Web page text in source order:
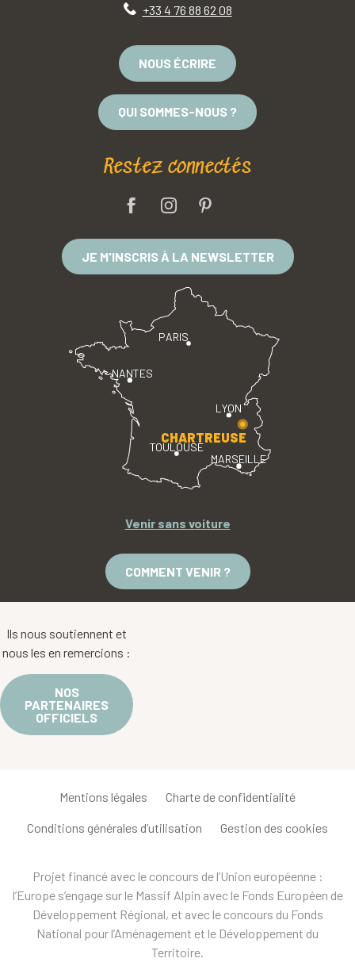
+33 4 76 88 62 08
NOUS ÉCRIRE
QUI SOMMES-NOUS ?
Restez connectés
JE M'INSCRIS À LA NEWSLETTER
PARIS
LYON
TOULOUSE
MARSEILLE
NANTES
CHARTREUSE
Venir sans voiture
COMMENT VENIR ?
Ils nous soutiennent et
nous les en remercions :
NOS
PARTENAIRES
OFFICIELS
Mentions légales Charte de confidentialité
Conditions générales d’utilisation Gestion des cookies
Projet financé avec le concours de l’Union européenne :
l’Europe s’engage sur le Massif Alpin avec le Fonds Européen de
Développement Régional, et avec le concours du Fonds
National pour l’Aménagement et le Développement du
Territoire.